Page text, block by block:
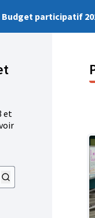
Budget participatif
et